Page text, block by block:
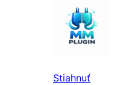
Stiahnuť